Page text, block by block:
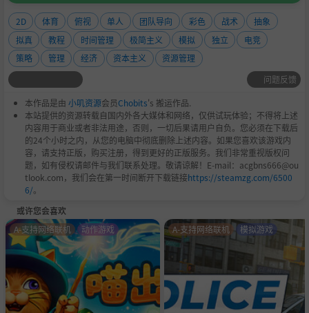
按您的方式游玩，铸就传奇
无剧情模式，无游戏结束画面。只有您、您的团队，以及通
往成为电竞界传奇经理的漫长道路。
2D 体育 俯视 单人 团队导向 彩色 战术
抽象
拟真
教程 时间管理 极简主义 模拟 独立
电竞
策略
管理 经济 资本主义
资源管理
问题反馈
本作品是由 小叽资源会员Chobits's 搬运作品.
本站提供的资源转载自国内外各大媒体和网络，仅供试玩体验；不得将上述
内容用于商业或者非法用途，否则，一切后果请用户自负。您必须在下载后
的24个小时之内，从您的电脑中彻底删除上述内容。如果您喜欢该游戏内
容，请支持正版，购买注册，得到更好的正版服务。我们非常重视版权问
题，如有侵权请邮件与我们联系处理。敬请谅解！E-mail：acgbns666@ou
tlook.com，我们会在第一时间断开下载链接https://steamzg.com/6500
6/。
或许您会喜欢
A-支持网络联机 动作游戏 A-支持网络联机 模拟游戏